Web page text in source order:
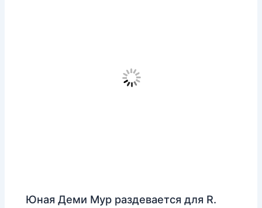
Юная Деми Мур раздевается для R.